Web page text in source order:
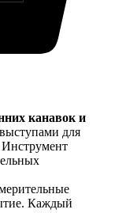
канавок и
для
Инструмент
Каждый